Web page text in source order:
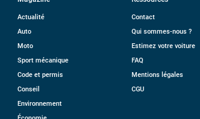
Actualité
Auto
Moto
Sport mécanique
Code et permis
Conseil
Environnement
Contact
Qui sommes-nous ?
Estimez votre voiture
FAQ
Mentions légales
CGU